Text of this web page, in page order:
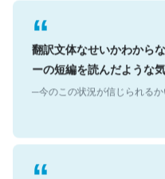
翻訳文体なせいかわから
ーの短編を読んだような
─今のこの状況が信じられる